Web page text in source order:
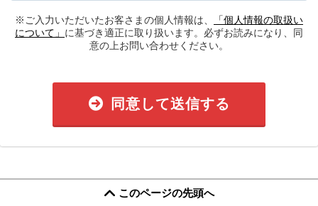
※ご入力いただいたお客さまの個人情報は、
「個人情報の取扱い
について」 に基づき適正に取り扱います。必ずお読みになり、同
意の上お問い合わせください。
同意して送信する
このページの先頭へ